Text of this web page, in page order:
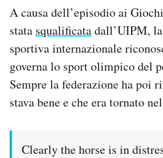
A causa dell’episodio ai
stata squalificatadall’UIPM,
sportiva internazionale
governa lo sport olimpico del
Sempre la federazione ha poi
stava bene e che era tornato
Clearly the horse is in